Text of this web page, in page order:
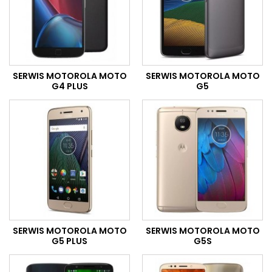
SERWIS MOTOROLA MOTO
G4 PLUS
SERWIS MOTOROLA MOTO
G5
SERWIS MOTOROLA MOTO
G5 PLUS
SERWIS MOTOROLA MOTO
G5S